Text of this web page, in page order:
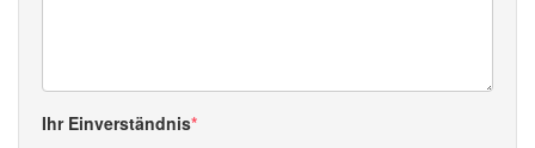
Ihr Einverständnis